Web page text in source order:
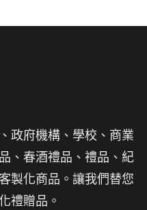
政府機構、學校、商業
、春酒禮品、禮品、紀
製化商品。讓我們替您
禮贈品。